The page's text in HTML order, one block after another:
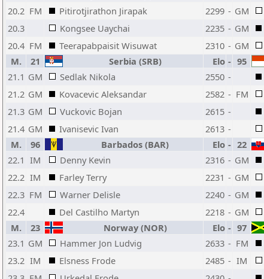
20.2 FM Pitirotjirathon Jirapak 2299 - GM
20.3
Kongsee Uaychai 2235 - GM
20.4 FM Teerapabpaisit Wisuwat 2310 - GM
M.
21 Serbia (SRB) Elo - 95
21.1 GM Sedlak Nikola 2550 -
21.2 GM Kovacevic Aleksandar 2582 - FM
21.3 GM Vuckovic Bojan 2615 -
21.4 GM Ivanisevic Ivan 2613 -
M.
96 Barbados (BAR) Elo - 22
22.1 IM Denny Kevin 2316 - GM
22.2 IM Farley Terry 2231 - GM
22.3 FM Warner Delisle 2240 - GM
22.4
Del Castilho Martyn 2218 - GM
M.
23 Norway (NOR) Elo - 97
23.1 GM Hammer Jon Ludvig 2633 - FM
23.2 IM Elsness Frode 2485 - IM